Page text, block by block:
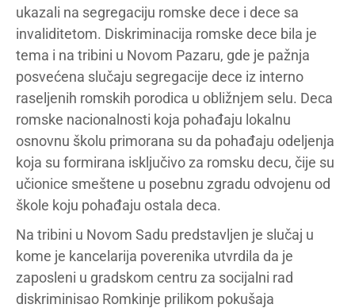
ukazali na segregaciju romske dece i dece sa
invaliditetom. Diskriminacija romske dece bila je
tema i na tribini u Novom Pazaru, gde je pažnja
posvećena slučaju segregacije dece iz interno
raseljenih romskih porodica u obližnjem selu. Deca
romske nacionalnosti koja pohađaju lokalnu
osnovnu školu primorana su da pohađaju odeljenja
koja su formirana isključivo za romsku decu, čije su
učionice smeštene u posebnu zgradu odvojenu od
škole koju pohađaju ostala deca.
Na tribini u Novom Sadu predstavljen je slučaj u
kome je kancelarija poverenika utvrdila da je
zaposleni u gradskom centru za socijalni rad
diskriminisao Romkinje prilikom pokušaja